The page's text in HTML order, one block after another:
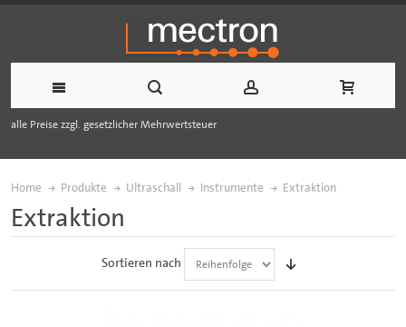
alle Preise zzgl. gesetzlicher Mehrwertsteuer
Home Produkte Ultraschall Instrumente Extraktion
Extraktion
Sortieren nach